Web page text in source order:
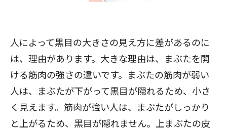
人によって黒目の大きさの見え方に差があるのに
は、理由があります。大きな理由は、まぶたを開
ける筋肉の強さの違いです。まぶたの筋肉が弱い
人は、まぶたが下がって黒目が隠れるため、小さ
く見えます。筋肉が強い人は、まぶたがしっかり
と上がるため、黒目が隠れません。上まぶたの皮